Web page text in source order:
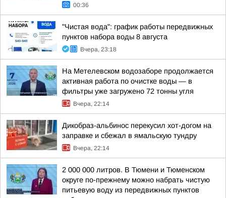
00:36
"Чистая вода": график работы передвижных
пунктов набора воды 8 августа
Вчера, 23:18
На Метелевском водозаборе продолжается
активная работа по очистке воды — в
фильтры уже загружено 72 тонны угля
Вчера, 22:14
Дикобраз-альбинос перекусил хот-догом на
заправке и сбежал в ямальскую тундру
Вчера, 22:14
2 000 000 литров. В Тюмени и Тюменском
округе по-прежнему можно набрать чистую
питьевую воду из передвижных пунктов